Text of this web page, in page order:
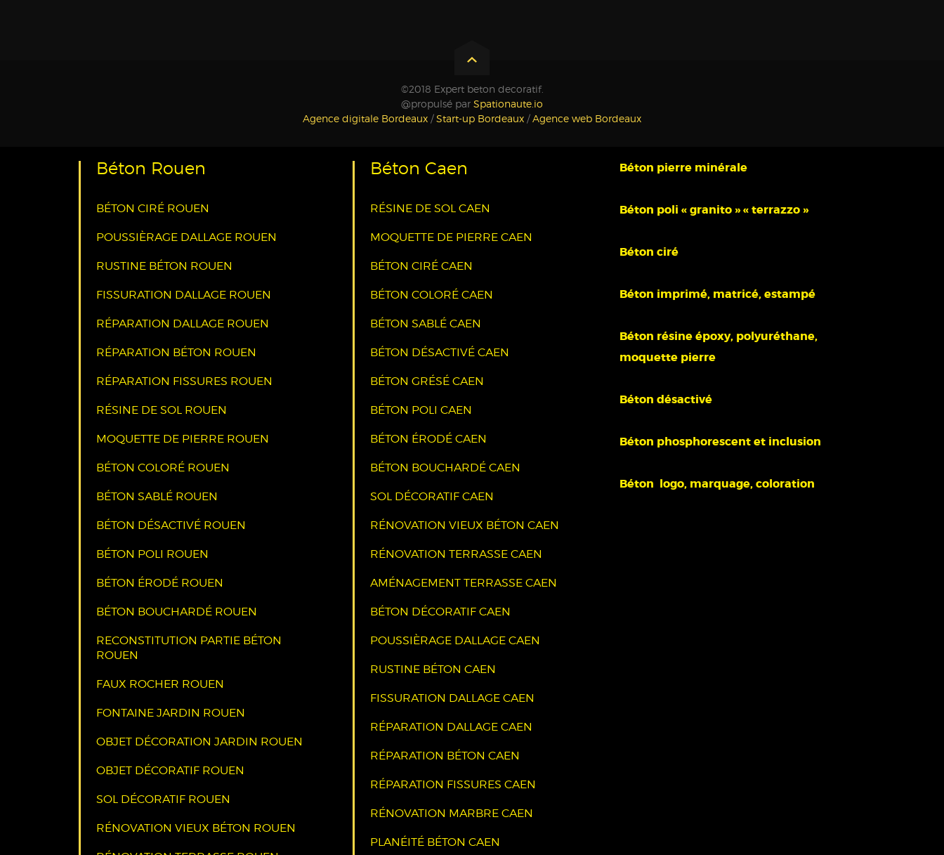
©2018 Expert beton decoratif.
@propulsé par Spationaute.io
Agence digitale Bordeaux /Start-up Bordeaux /Agence web Bordeaux
Béton Rouen
BÉTON CIRÉ ROUEN
POUSSIÈRAGE DALLAGE ROUEN
RUSTINE BÉTON ROUEN
FISSURATION DALLAGE ROUEN
RÉPARATION DALLAGE ROUEN
RÉPARATION BÉTON ROUEN
RÉPARATION FISSURES ROUEN
RÉSINE DE SOL ROUEN
MOQUETTE DE PIERRE ROUEN
BÉTON COLORÉ ROUEN
BÉTON SABLÉ ROUEN
BÉTON DÉSACTIVÉ ROUEN
BÉTON POLI ROUEN
BÉTON ÉRODÉ ROUEN
BÉTON BOUCHARDÉ ROUEN
RECONSTITUTION PARTIE BÉTON
ROUEN
FAUX ROCHER ROUEN
FONTAINE JARDIN ROUEN
OBJET DÉCORATION JARDIN ROUEN
OBJET DÉCORATIF ROUEN
SOL DÉCORATIF ROUEN
RÉNOVATION VIEUX BÉTON ROUEN
Béton Caen
RÉSINE DE SOL CAEN
MOQUETTE DE PIERRE CAEN
BÉTON CIRÉ CAEN
BÉTON COLORÉ CAEN
BÉTON SABLÉ CAEN
BÉTON DÉSACTIVÉ CAEN
BÉTON GRÉSÉ CAEN
BÉTON POLI CAEN
BÉTON ÉRODÉ CAEN
BÉTON BOUCHARDÉ CAEN
SOL DÉCORATIF CAEN
RÉNOVATION VIEUX BÉTON CAEN
RÉNOVATION TERRASSE CAEN
AMÉNAGEMENT TERRASSE CAEN
BÉTON DÉCORATIF CAEN
POUSSIÈRAGE DALLAGE CAEN
RUSTINE BÉTON CAEN
FISSURATION DALLAGE CAEN
RÉPARATION DALLAGE CAEN
RÉPARATION BÉTON CAEN
RÉPARATION FISSURES CAEN
RÉNOVATION MARBRE CAEN
PLANÉITÉ BÉTON CAEN
Béton pierre minérale
Béton poli « granito » « terrazzo »
Béton ciré
Béton imprimé, matricé, estampé
Béton résine époxy, polyuréthane,
moquette pierre
Béton désactivé
Béton phosphorescent et inclusion
Béton logo, marquage, coloration